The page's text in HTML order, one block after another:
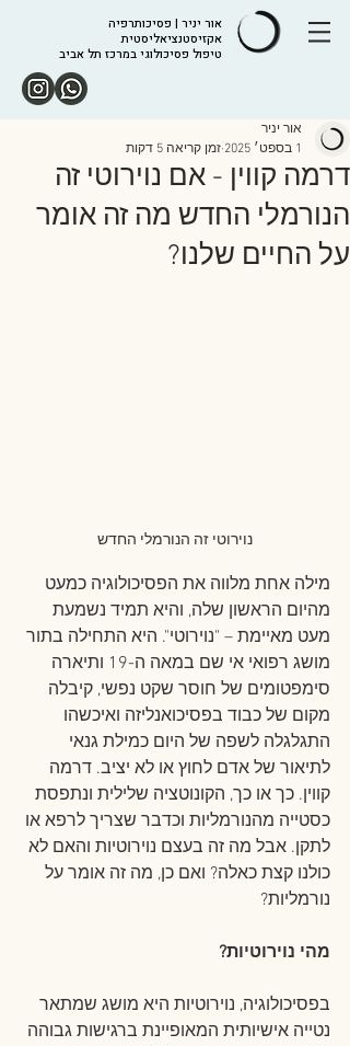
אור יניר | פסיכותרפיה
אקזיסטנציאליסטית
טיפול פסיכולוגי במרכז תל אביב
דרמה קווין - אם נוירוטי זה
הנורמלי החדש מה זה אומר
על החיים שלנו?
אור יניר
1 בספט׳ 2025
זמן קריאה 5 דקות
נוירוטי זה הנורמלי החדש
מילה אחת מלווה את הפסיכולוגיה כמעט
מהיום הראשון שלה, והיא תמיד נשמעת
מעט מאיימת – "נוירוטי". היא התחילה בתור
מושג רפואי אי שם במאה ה-19 ותיארה
סימפטומים של חוסר שקט נפשי, קיבלה
מקום של כבוד בפסיכואנליזה ואיכשהו
התגלגלה לשפה של היום כמילת גנאי
לתיאור של אדם לחוץ או לא יציב. דרמה
קווין. כך או כך, הקונוטציה שלילית ונתפסת
כסטייה מהנורמליות וכדבר שצריך לרפא או
לתקן. אבל מה זה בעצם נוירוטיות והאם לא
כולנו קצת כאלה? ואם כן, מה זה אומר על
נורמליות?
מהי נוירוטיות?
בפסיכולוגיה, נוירוטיות היא מושג שמתאר
נטייה אישיותית המאופיינת ברגישות גבוהה